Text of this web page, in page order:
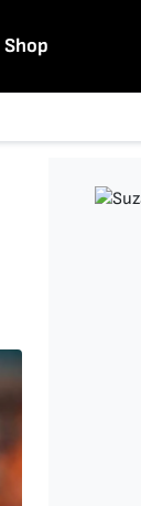
Shop